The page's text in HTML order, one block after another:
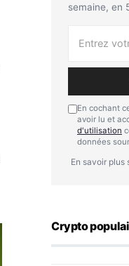
semaine, en
En cochant
avoir lu et
d'utilisation
données
En savoir
Crypto